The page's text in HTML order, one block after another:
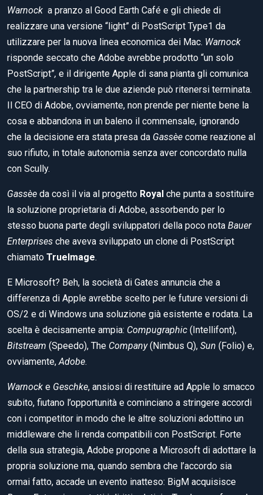
Warnock a pranzo al Good Earth Café e gli chiede di
realizzare una versione “light” di PostScript Type1 da
utilizzare per la nuova linea economica dei Mac. Warnock
risponde seccato che Adobe avrebbe prodotto “un solo
PostScript”, e il dirigente Apple di sana pianta gli comunica
che la partnership tra le due aziende può ritenersi terminata.
Il CEO di Adobe, ovviamente, non prende per niente bene la
cosa e abbandona in un baleno il commensale, ignorando
che la decisione era stata presa da Gassèe come reazione al
suo rifiuto, in totale autonomia senza aver concordato nulla
con Scully.
Gassèe da così il via al progetto Royal che punta a sostituire
la soluzione proprietaria di Adobe, assorbendo per lo
stesso buona parte degli sviluppatori della poco nota Bauer
Enterprises che aveva sviluppato un clone di PostScript
chiamato TrueImage.
E Microsoft? Beh, la società di Gates annuncia che a
differenza di Apple avrebbe scelto per le future versioni di
OS/2 e di Windows una soluzione già esistente e rodata. La
scelta è decisamente ampia: Compugraphic (Intellifont),
Bitstream (Speedo), The Company(Nimbus Q), Sun (Folio) e,
ovviamente,Adobe.
Warnock e Geschke, ansiosi di restituire ad Apple lo smacco
subito, fiutano l’opportunità e cominciano a stringere accordi
con i competitor in modo che le altre soluzioni adottino un
middleware che li renda compatibili con PostScript. Forte
della sua strategia, Adobe propone a Microsoft di adottare la
propria soluzione ma, quando sembra che l’accordo sia
ormai fatto, accade un evento inatteso: BigM acquisisce